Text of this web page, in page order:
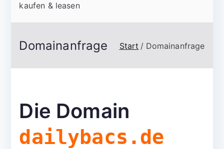
kaufen & leasen
Domainanfrage Start Domainanfrage
Die Domain
dailybacs.de